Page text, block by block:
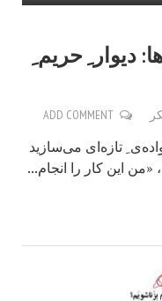
دیوار ِ حریم
ADD COMMENT
تازه‌ای می‌سازید
این کار را انجام...